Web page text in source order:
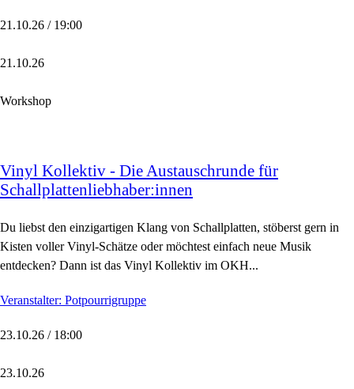
21.10.26 / 19:00
21.10.26
Workshop
Vinyl Kollektiv - Die Austauschrunde für
Schallplattenliebhaber:innen
Du liebst den einzigartigen Klang von Schallplatten, stöberst gern in
Kisten voller Vinyl-Schätze oder möchtest einfach neue Musik
entdecken? Dann ist das Vinyl Kollektiv im OKH...
Veranstalter: Potpourrigruppe
23.10.26 / 18:00
23.10.26